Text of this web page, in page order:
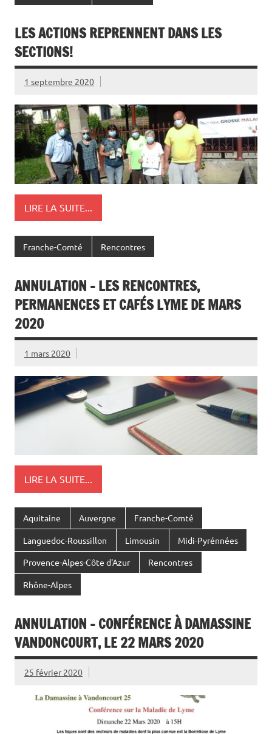
LES ACTIONS REPRENNENT DANS LES
SECTIONS!
1 septembre 2020
LIRE LA SUITE...
Franche-Comté Rencontres
ANNULATION – LES RENCONTRES,
PERMANENCES ET CAFÉS LYME DE MARS
2020
1 mars 2020
LIRE LA SUITE...
Aquitaine Auvergne Franche-Comté
Languedoc-Roussillon Limousin Midi-Pyrénnées
Provence-Alpes-Côte d'Azur Rencontres
Rhône-Alpes
ANNULATION – CONFÉRENCE À DAMASSINE
VANDONCOURT, LE 22 MARS 2020
25 février 2020